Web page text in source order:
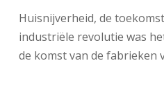
Huisnijverheid, de
industriële revolutie was
de komst van de fabrieken